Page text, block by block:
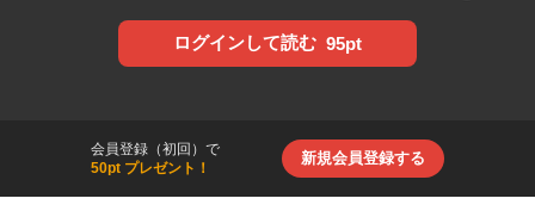
ログインして読む 95pt
会員登録（初回）で
50pt プレゼント！
新規会員登録する